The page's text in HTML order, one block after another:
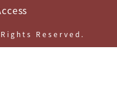
Reserved.